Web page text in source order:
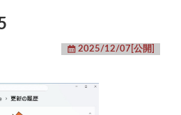
2025/12/07[公開]